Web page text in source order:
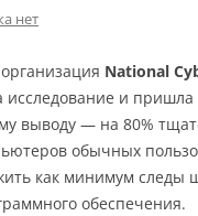
нет
National
исследование и пришла
выводу — на 80%
обычных
как минимум следы
обеспечения.